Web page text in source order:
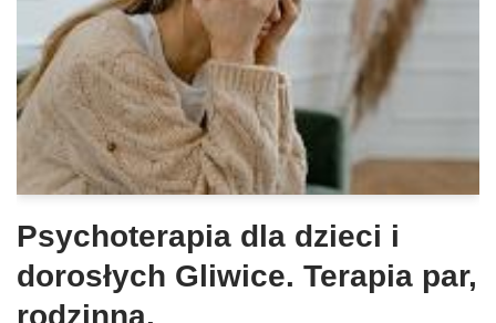
Psychoterapia dla dzieci i
dorosłych Gliwice. Terapia par,
rodzinna.